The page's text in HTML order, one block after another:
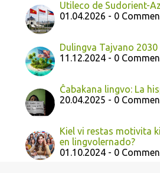
Utileco de Sudorient-
01.04.2026 - 0
Dulingva Tajvano 2030
11.12.2024 - 0
Ĉabakana lingvo: La
20.04.2025 - 0
Kiel vi restas motivita
en lingvolernado?
01.10.2024 - 0